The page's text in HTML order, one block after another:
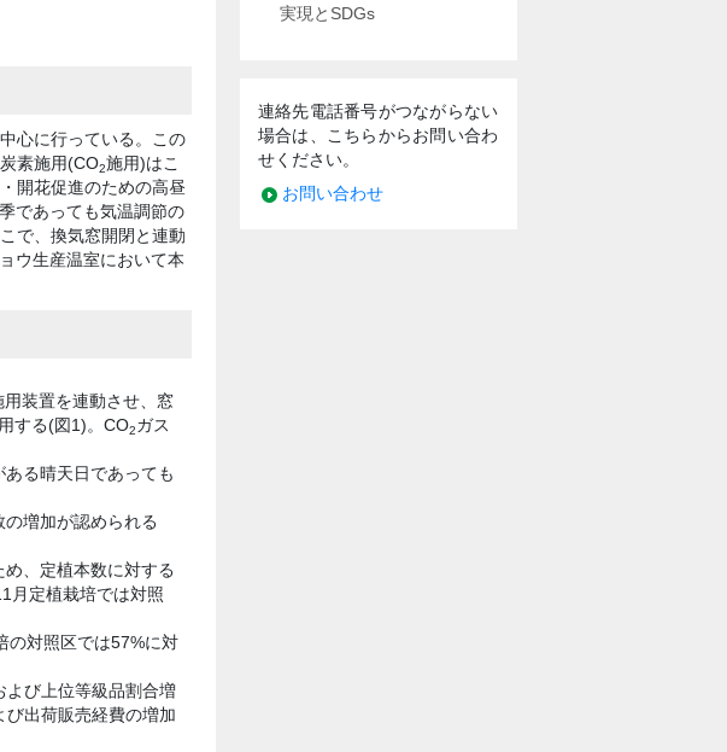
心に行っている。この
素施用(CO2施用)はこ
開花促進のための高昼
であっても気温調節の
で、換気窓開閉と連動
ウ生産温室において本
用装置を連動させ、窓
する(図1)。CO2ガス
る晴天日であっても
増加が認められる
、定植本数に対する
月定植栽培では対照
の対照区では57%に対
よび上位等級品割合増
出荷販売経費の増加
実現とSDGs
連絡先電話番号がつながらない
場合は、こちらからお問い合わ
せください。
お問い合わせ